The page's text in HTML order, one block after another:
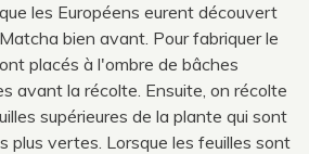
les Européens eurent découvert
bien avant. Pour fabriquer le
placés à l'ombre de bâches
avant la récolte. Ensuite, on récolte
supérieures de la plante qui sont
plus vertes. Lorsque les feuilles sont